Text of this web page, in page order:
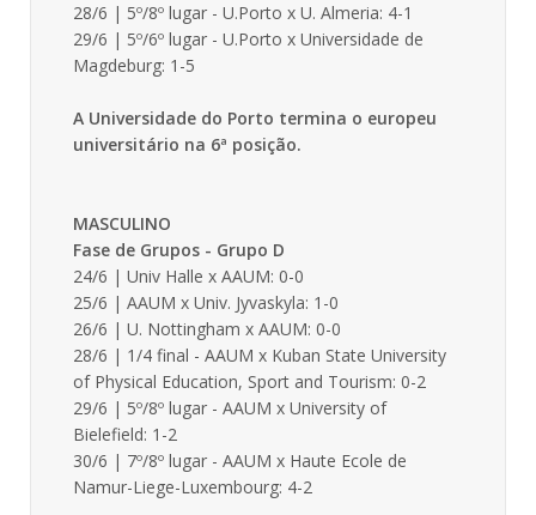
28/6 | 5º/8º lugar - U.Porto x U. Almeria: 4-1
29/6 | 5º/6º lugar - U.Porto x Universidade de
Magdeburg: 1-5
A Universidade do Porto termina o europeu
universitário na 6ª posição.
MASCULINO
Fase de Grupos - Grupo D
24/6 | Univ Halle x AAUM: 0-0
25/6 | AAUM x Univ. Jyvaskyla: 1-0
26/6 | U. Nottingham x AAUM: 0-0
28/6 | 1/4 final - AAUM x Kuban State University
of Physical Education, Sport and Tourism: 0-2
29/6 | 5º/8º lugar - AAUM x University of
Bielefield: 1-2
30/6 | 7º/8º lugar - AAUM x Haute Ecole de
Namur-Liege-Luxembourg: 4-2